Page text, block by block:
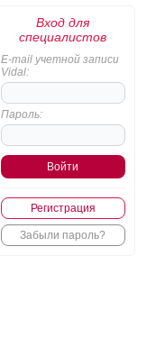
Вход для
специалистов
E-mail учетной записи
Vidal:
Пароль:
Регистрация
Забыли пароль?